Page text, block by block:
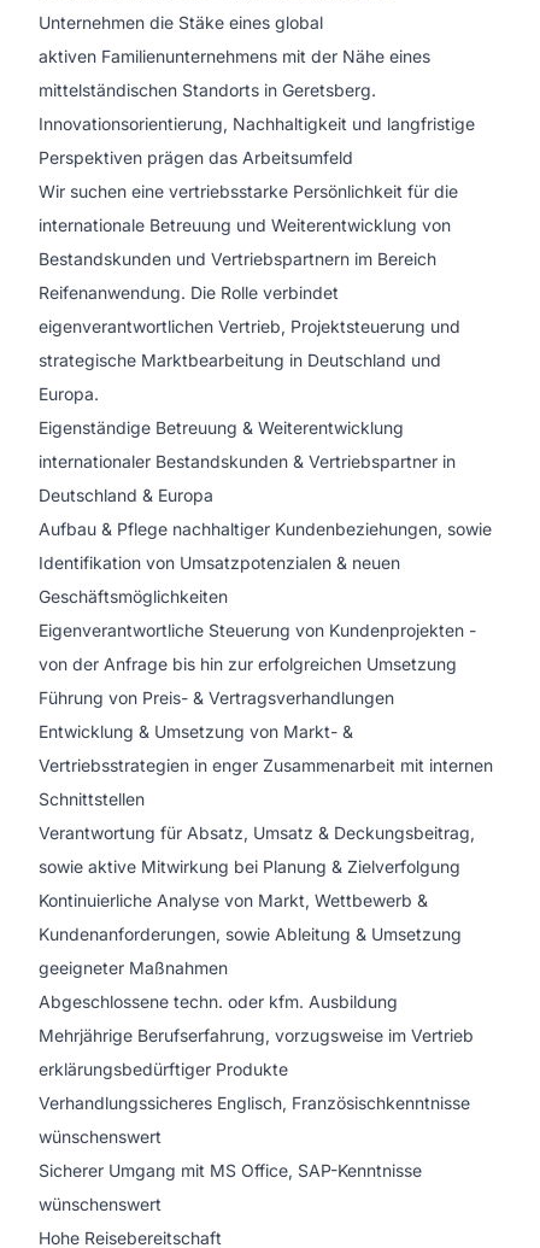
Unternehmen die Stäke eines global
aktiven Familienunternehmens mit der Nähe eines
mittelständischen Standorts in Geretsberg.
Innovationsorientierung, Nachhaltigkeit und langfristige
Perspektiven prägen das Arbeitsumfeld
Wir suchen eine vertriebsstarke Persönlichkeit für die
internationale Betreuung und Weiterentwicklung von
Bestandskunden und Vertriebspartnern im Bereich
Reifenanwendung. Die Rolle verbindet
eigenverantwortlichen Vertrieb, Projektsteuerung und
strategische Marktbearbeitung in Deutschland und
Europa.
Eigenständige Betreuung & Weiterentwicklung
internationaler Bestandskunden & Vertriebspartner in
Deutschland & Europa
Aufbau & Pflege nachhaltiger Kundenbeziehungen, sowie
Identifikation von Umsatzpotenzialen & neuen
Geschäftsmöglichkeiten
Eigenverantwortliche Steuerung von Kundenprojekten -
von der Anfrage bis hin zur erfolgreichen Umsetzung
Führung von Preis- & Vertragsverhandlungen
Entwicklung & Umsetzung von Markt- &
Vertriebsstrategien in enger Zusammenarbeit mit internen
Schnittstellen
Verantwortung für Absatz, Umsatz & Deckungsbeitrag,
sowie aktive Mitwirkung bei Planung & Zielverfolgung
Kontinuierliche Analyse von Markt, Wettbewerb &
Kundenanforderungen, sowie Ableitung & Umsetzung
geeigneter Maßnahmen
Abgeschlossene techn. oder kfm. Ausbildung
Mehrjährige Berufserfahrung, vorzugsweise im Vertrieb
erklärungsbedürftiger Produkte
Verhandlungssicheres Englisch, Französischkenntnisse
wünschenswert
Sicherer Umgang mit MS Office, SAP-Kenntnisse
wünschenswert
Hohe Reisebereitschaft